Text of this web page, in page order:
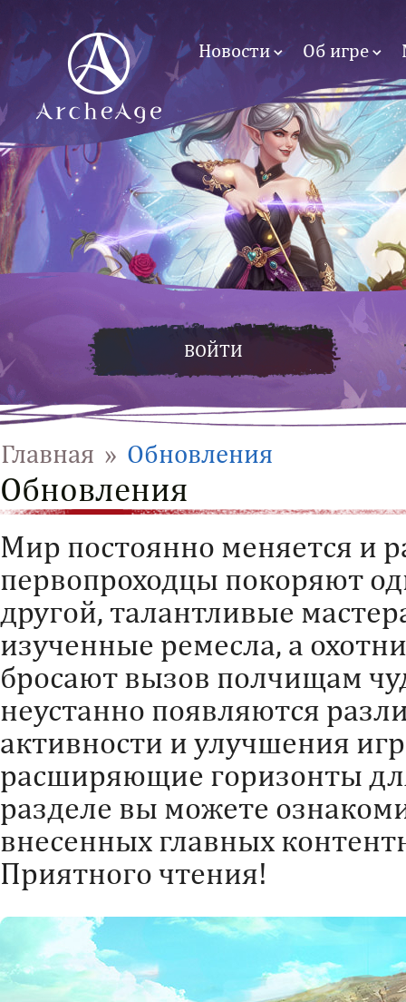
Новости Об игре
ВОЙТИ
Главная » Обновления
Обновления
Мир постоянно меняется и
первопроходцы покоряют
другой, талантливые
изученные ремесла, а
бросают вызов полчищам
неустанно появляются
активности и улучшения
расширяющие горизонты
разделе вы можете
внесенных главных
Приятного чтения!